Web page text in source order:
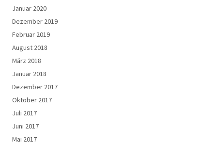
Januar 2020
Dezember 2019
Februar 2019
August 2018
März 2018
Januar 2018
Dezember 2017
Oktober 2017
Juli 2017
Juni 2017
Mai 2017